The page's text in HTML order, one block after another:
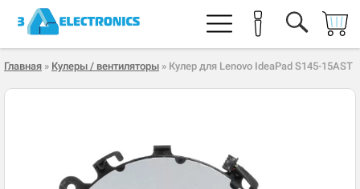
Главная » Кулеры / вентиляторы » Кулер для Lenovo IdeaPad S145-15AST